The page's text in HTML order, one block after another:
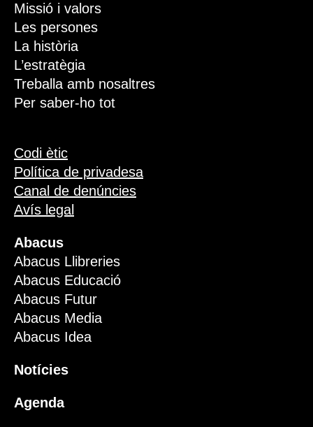
Missió i valors
Les persones
La història
L’estratègia
Treballa amb nosaltres
Per saber-ho tot
Codi ètic
Política de privadesa
Canal de denúncies
Avís legal
Abacus
Abacus Llibreries
Abacus Educació
Abacus Futur
Abacus Media
Abacus Idea
Notícies
Agenda